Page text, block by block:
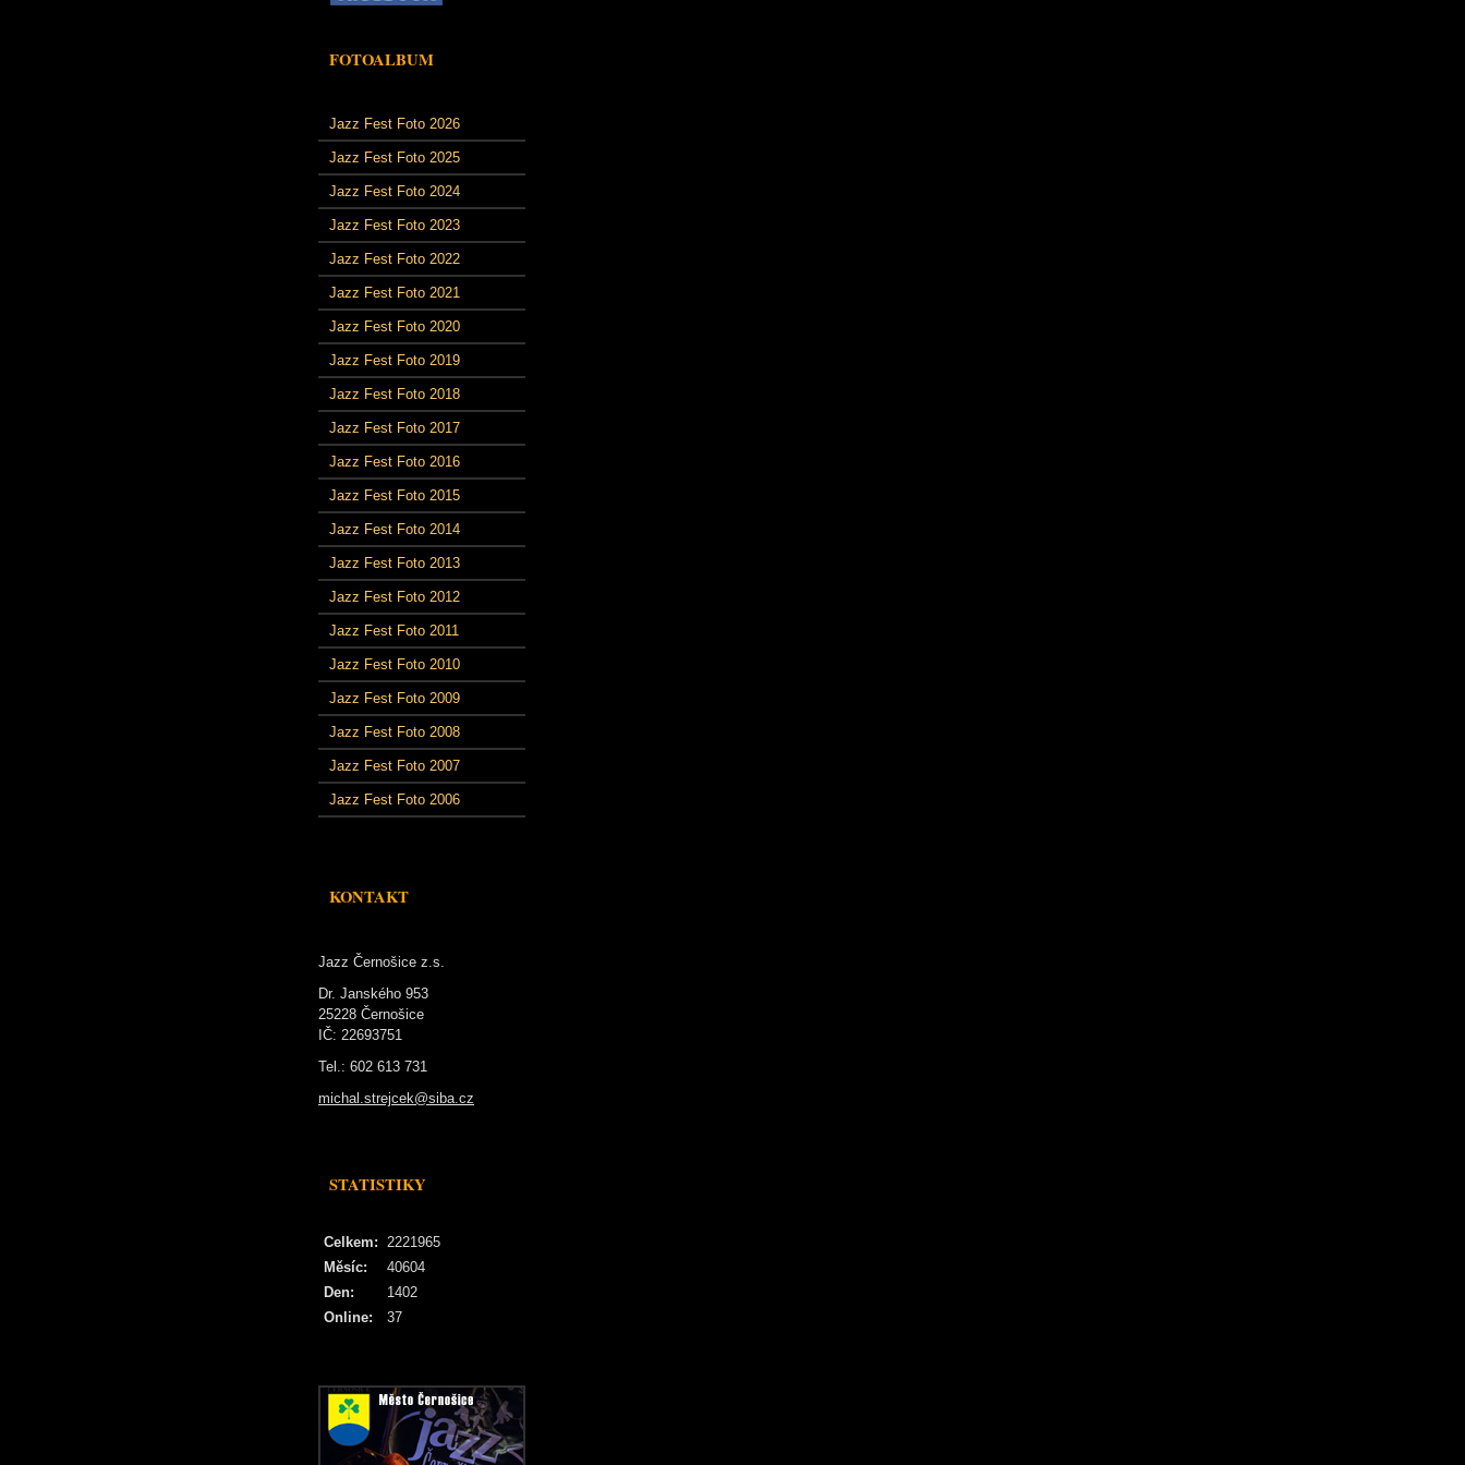
FOTOALBUM
Jazz Fest Foto 2026
Jazz Fest Foto 2025
Jazz Fest Foto 2024
Jazz Fest Foto 2023
Jazz Fest Foto 2022
Jazz Fest Foto 2021
Jazz Fest Foto 2020
Jazz Fest Foto 2019
Jazz Fest Foto 2018
Jazz Fest Foto 2017
Jazz Fest Foto 2016
Jazz Fest Foto 2015
Jazz Fest Foto 2014
Jazz Fest Foto 2013
Jazz Fest Foto 2012
Jazz Fest Foto 2011
Jazz Fest Foto 2010
Jazz Fest Foto 2009
Jazz Fest Foto 2008
Jazz Fest Foto 2007
Jazz Fest Foto 2006
KONTAKT
Jazz Černošice z.s.
Dr. Janského 953
25228 Černošice
IČ: 22693751
Tel.: 602 613 731
michal.strejcek@siba.cz
STATISTIKY
Online: 37
Celkem: 2221965
Měsíc:
40604
Den:
1402